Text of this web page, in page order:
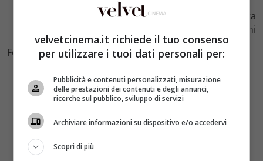
Marcello Rubini (Marcello Mastroianni) a Sylvia (Anita
Ekberg) ne La dolce vita (1960) di Federico Fellini
Foto by Twitter
velvetcinema.it richiede il tuo consenso
per utilizzare i tuoi dati personali per:
Pubblicità e contenuti personalizzati, misurazione
delle prestazioni dei contenuti e degli annunci,
ricerche sul pubblico, sviluppo di servizi
Archiviare informazioni su dispositivo e/o accedervi
Scopri di più